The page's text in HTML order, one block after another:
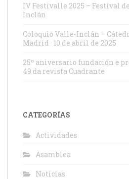
IV Festivalle 2025 – Festival
Inclán
Coloquio Valle-Inclán –
Madrid · 10 de abril de 2025
25º aniversario fundación e
49 da revista Cuadrante
CATEGORÍAS
Actividades
Asamblea
Noticias